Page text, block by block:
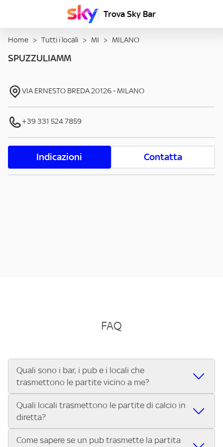
Trova Sky Bar
Home > Tutti i locali > MI > MILANO
SPUZZULIAMM
VIA ERNESTO BREDA20126-MILANO
+39 331 524 7859
Indicazioni Contatta
FAQ
Quali sono i bar, i pub e i locali che
trasmettono le partite vicino a me?
Se cerchi un bar, pub, ristorante o locale vicino a te per
vedere le partite di Serie A ENILIVE, la Serie C Sky Wifi, la
UEFA Champions League, la UEFA Europa League, la UEFA
Conference League, il Tennis, la Formula 1®, la MotoGP™ e
Quali locali trasmettono le partite di calcio in
diretta?
Vuoi sapere quali bar, pub o ristoranti mostrano le partite
Come sapere se un pub trasmette la partita